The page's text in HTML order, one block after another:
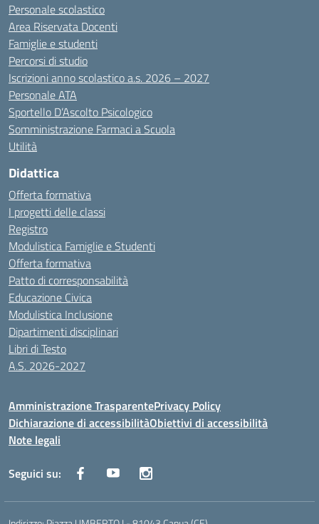
Personale scolastico
Area Riservata Docenti
Famiglie e studenti
Percorsi di studio
Iscrizioni anno scolastico a.s. 2026 – 2027
Personale ATA
Sportello D’Ascolto Psicologico
Somministrazione Farmaci a Scuola
Utilità
Didattica
Offerta formativa
I progetti delle classi
Registro
Modulistica Famiglie e Studenti
Offerta formativa
Patto di corresponsabilità
Educazione Civica
Modulistica Inclusione
Dipartimenti disciplinari
Libri di Testo
A.S. 2026-2027
Amministrazione TrasparentePrivacy Policy
Dichiarazione di accessibilitàObiettivi di accessibilità
Note legali
Seguici su: